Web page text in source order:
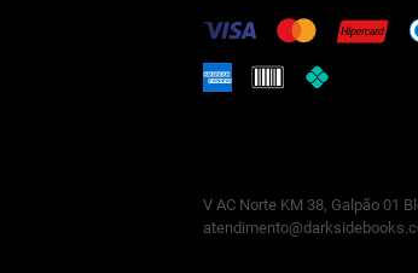
V AC Norte KM 38, Galpão 01